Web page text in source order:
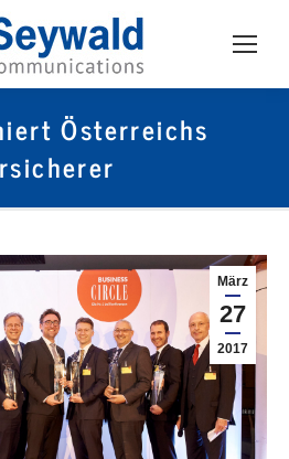
Österreichs
März
27
2017